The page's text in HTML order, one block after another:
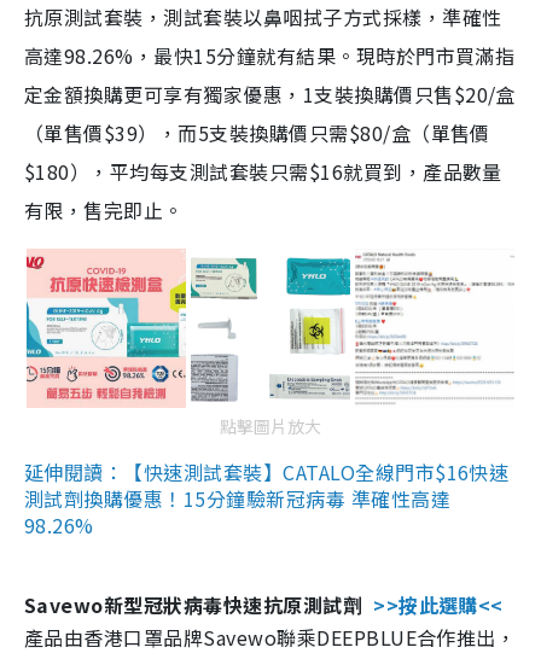
抗原測試套裝，測試套裝以鼻咽拭子方式採樣，準確性
高達98.26%，最快15分鐘就有結果。現時於門市買滿指
定金額換購更可享有獨家優惠，1支裝換購價只售$20/盒
（單售價$39），而5支裝換購價只需$80/盒（單售價
$180），平均每支測試套裝只需$16就買到，產品數量
有限，售完即止。
點擊圖片放大
延伸閱讀：【快速測試套裝】CATALO全線門市$16快速
測試劑換購優惠！15分鐘驗新冠病毒 準確性高達
98.26%
Savewo新型冠狀病毒快速抗原測試劑 >>按此選購<<
產品由香港口罩品牌Savewo聯乘DEEPBLUE合作推出，